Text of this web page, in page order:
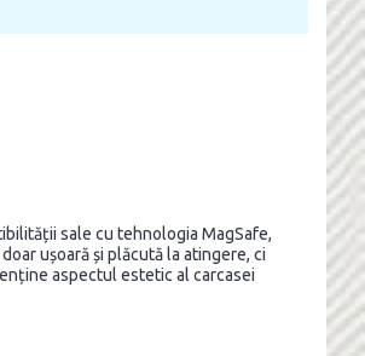
sale cu tehnologia MagSafe,
ușoară și plăcută la atingere, ci
aspectul estetic al carcasei